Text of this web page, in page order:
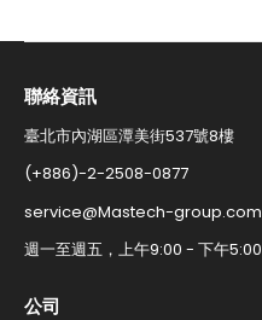
聯絡資訊​
臺北市內湖區潭美街537號8樓
(+886)-2-2508-0877​
service@Mastech-group.com​
週一至週五，上午9:00 - 下午5:00​
公司